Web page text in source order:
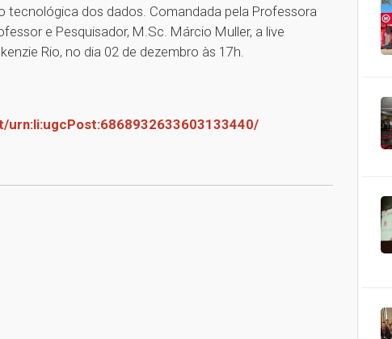
dos dados. Comandada pela Professora
e Pesquisador, M.Sc. Márcio Muller, a live
Rio, no dia 02 de dezembro às 17h.
urn:li:ugcPost:6868932633603133440/